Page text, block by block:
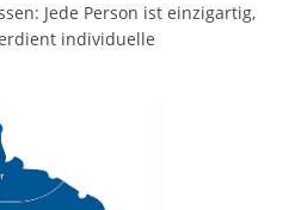
Jede Person ist einzigartig,
individuelle